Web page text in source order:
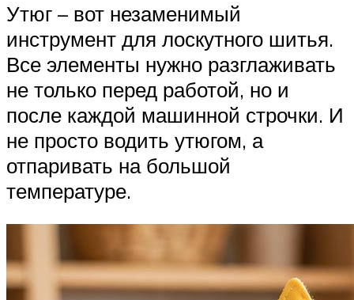
Утюг – вот незаменимый
инструмент для лоскутного шитья.
Все элементы нужно разглаживать
не только перед работой, но и
после каждой машинной строчки. И
не просто водить утюгом, а
отпаривать на большой
температуре.